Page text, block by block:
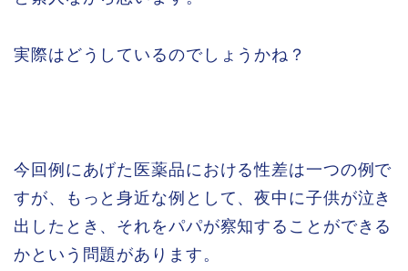
実際はどうしているのでしょうかね？
今回例にあげた医薬品における性差は一つの例で
すが、もっと身近な例として、夜中に子供が泣き
出したとき、それをパパが察知することができる
かという問題があります。